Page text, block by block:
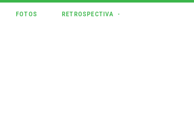
FOTOS
RETROSPECTIVA